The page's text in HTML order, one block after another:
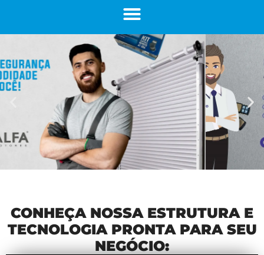
CONHEÇA NOSSA ESTRUTURA E
TECNOLOGIA PRONTA PARA SEU
NEGÓCIO: